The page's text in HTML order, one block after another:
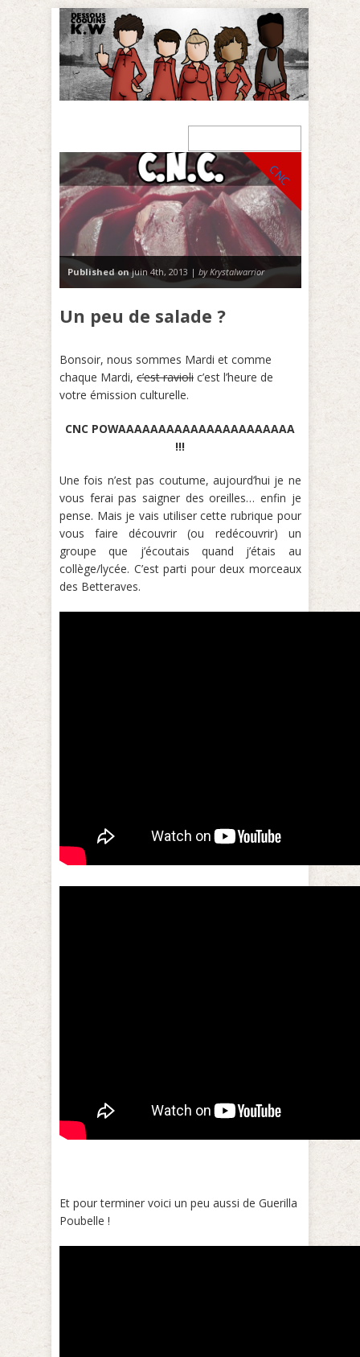
CNC
Published onjuin 4th, 2013 | by Krystalwarrior
Un peu de salade ?
Bonsoir, nous sommes Mardi et comme
chaque Mardi, c’est ravioli c’est l’heure de
votre émission culturelle.
CNC POWAAAAAAAAAAAAAAAAAAAAAA
!!!
Une fois n’est pas coutume, aujourd’hui je ne
vous ferai pas saigner des oreilles… enfin je
pense. Mais je vais utiliser cette rubrique pour
vous faire découvrir (ou redécouvrir) un
groupe que j’écoutais quand j’étais au
collège/lycée. C’est parti pour deux morceaux
des Betteraves.
Et pour terminer voici un peu aussi de Guerilla
Poubelle !